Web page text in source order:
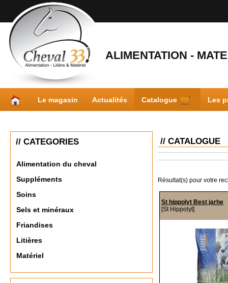
ALIMENTATION -
Le magasin Actualités Catalogue Les
// CATEGORIES
Alimentation du cheval
Suppléments
Soins
Sels et minéraux
Friandises
Litières
Matériel
// CATALOGUE
Résultat(s) pour votre
St hippolyt Best jarhe
[St Hippolyt]